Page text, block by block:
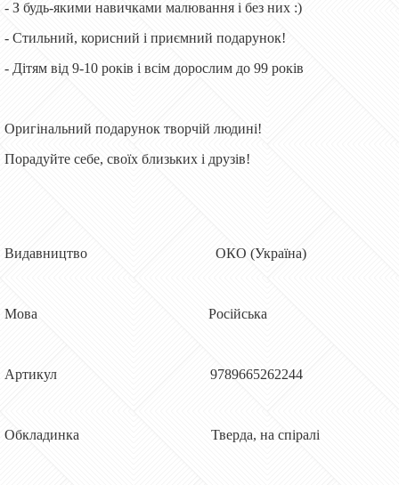
- З будь-якими навичками малювання і без них :)
- Стильний, корисний і приємний подарунок!
- Дітям від 9-10 років і всім дорослим до 99 років
Оригінальний подарунок творчій людині!
Порадуйте себе, своїх близьких і друзів!
Видавництво ОКО (Україна)
Мова Російська
Артикул 9789665262244
Обкладинка Тверда, на спіралі